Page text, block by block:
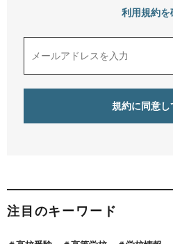
利用規約を
注目のキーワード